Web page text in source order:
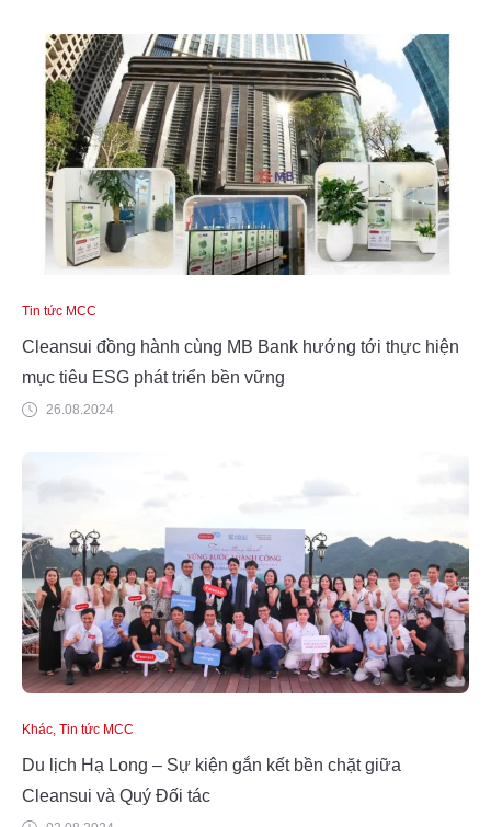
Tin tức MCC
Cleansui đồng hành cùng MB Bank hướng tới thực hiện
mục tiêu ESG phát triển bền vững
26.08.2024
Khác, Tin tức MCC
Du lịch Hạ Long – Sự kiện gắn kết bền chặt giữa
Cleansui và Quý Đối tác